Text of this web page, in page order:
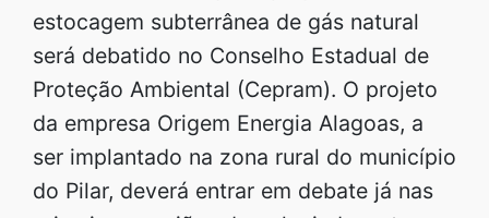
estocagem subterrânea de gás natural
será debatido no Conselho Estadual de
Proteção Ambiental (Cepram). O projeto
da empresa Origem Energia Alagoas, a
ser implantado na zona rural do município
do Pilar, deverá entrar em debate já nas